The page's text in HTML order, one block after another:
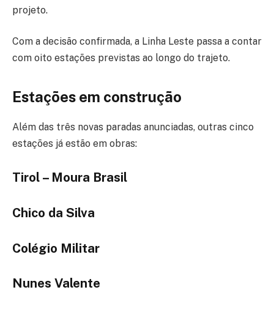
projeto.
Com a decisão confirmada, a Linha Leste passa a contar
com oito estações previstas ao longo do trajeto.
Estações em construção
Além das três novas paradas anunciadas, outras cinco
estações já estão em obras:
Tirol – Moura Brasil
Chico da Silva
Colégio Militar
Nunes Valente